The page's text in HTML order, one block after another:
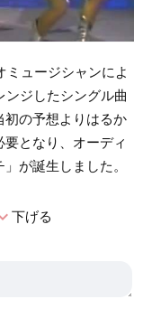
ミュージシャンによ
ンジしたシングル曲
初の予想よりはるか
となり、オーディ
が誕生しました。
下げる